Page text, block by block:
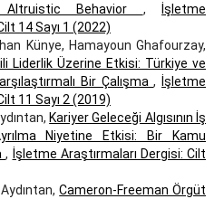
Altruistic Behavior ,
İşletme
14 Sayı 1 (2022)
Künye, Hamayoun Ghafourzay,
Liderlik Üzerine Etkisi: Türkiye ve
Bir Çalışma,
İşletme
11 Sayı 2 (2019)
Kariyer Geleceği Algısının İş
Niyetine Etkisi: Bir Kamu
, İşletme Araştırmaları Dergisi: Cilt
Cameron-Freeman Örgüt